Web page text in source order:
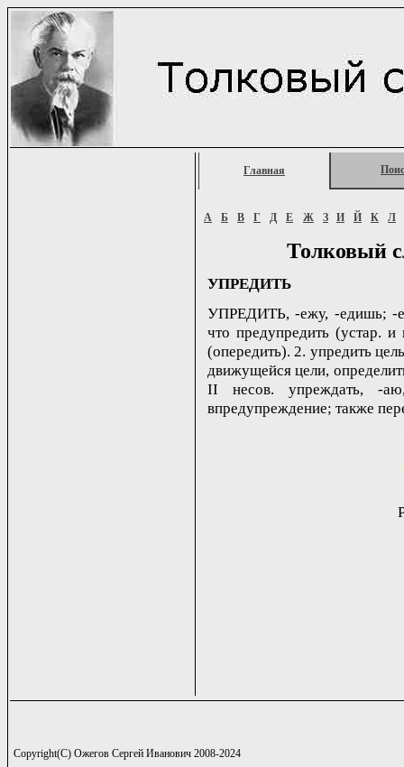
Главная
А Б В Г Д Е Ж З И Й К Л
Толковый
УПРЕДИТЬ
УПРЕДИТЬ, -ежу, -едишь; -
что предупредить (устар.
(опередить). 2. упредить
движущейся цели,
II несов. упреждать, -
впредупреждение; также
Copyright(C) Ожегов Сергей Иванович 2008-2024